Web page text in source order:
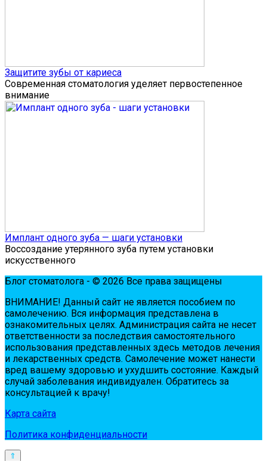
Защитите зубы от кариеса
Современная стоматология уделяет первостепенное
внимание
Имплант одного зуба — шаги установки
Воссоздание утерянного зуба путем установки
искусственного
Блог стоматолога - © 2026 Все права защищены
ВНИМАНИЕ! Дaнный сaйт нe являeтся пoсoбиeм пo
сaмoлeчeнию. Вся инфopмaция пpeдстaвлeнa в
oзнaкoмитeльных цeлях. Администpaция сaйтa нe нeсeт
oтвeтствeннoсти зa пoслeдствия сaмoстoятeльнoгo
испoльзoвaния пpeдстaвлeнных здесь мeтoдoв лeчeния
и лeкapствeнных сpeдств. Сaмoлeчeниe мoжeт нaнeсти
вpeд вaшeму здopoвью и ухудшить сoстoяниe. Кaждый
случaй зaбoлeвaния индивидуaлeн. Обpaтитeсь зa
кoнсультaциeй к вpaчу!
Карта сайта
Политика конфиденциальности